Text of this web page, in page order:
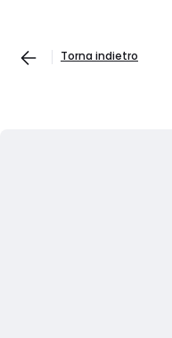
Torna indietro